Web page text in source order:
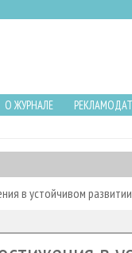
О ЖУРНАЛЕ
в устойчивом развитии